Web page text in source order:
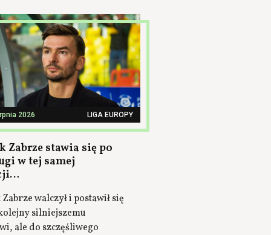
2026 LIGA EUROPY
Zabrze stawia się po
w tej samej
walczył i postawił się
silniejszemu
ale do szczęśliwego